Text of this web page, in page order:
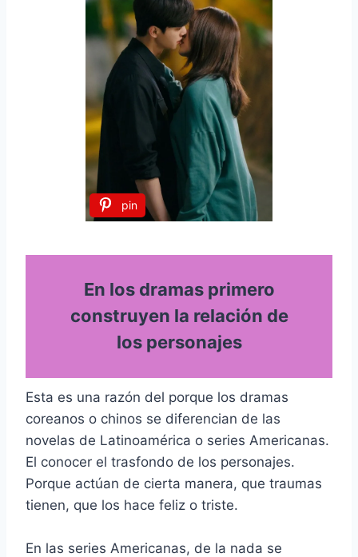
pin
En los dramas primero
construyen la relación de
los personajes
Esta es una razón del porque los dramas
coreanos o chinos se diferencian de las
novelas de Latinoamérica o series Americanas.
El conocer el trasfondo de los personajes.
Porque actúan de cierta manera, que traumas
tienen, que los hace feliz o triste.
En las series Americanas, de la nada se